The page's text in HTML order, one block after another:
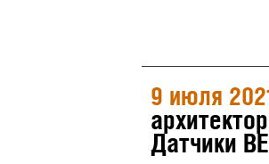
9 июля
Датчики